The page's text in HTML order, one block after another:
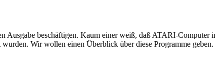
Ausgabe beschäftigen. Kaum einer weiß, daß ATARI-
Wir wollen einen Überblick über diese Programme geben.